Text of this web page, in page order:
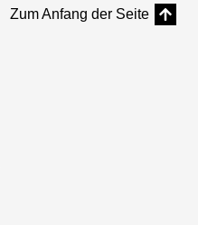
Zum Anfang der Seite